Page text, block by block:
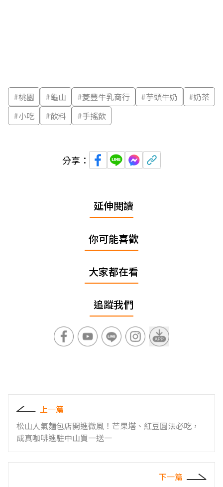
#桃園 #龜山 #菱豐牛乳商行 #芋頭牛奶 #奶茶
#小吃 #飲料 #手搖飲
分享：
延伸閱讀
你可能喜歡
大家都在看
追蹤我們
上一篇
松山人氣麵包店開進微風！芒果塔、紅豆圓法必吃，
成真咖啡進駐中山買一送一
下一篇